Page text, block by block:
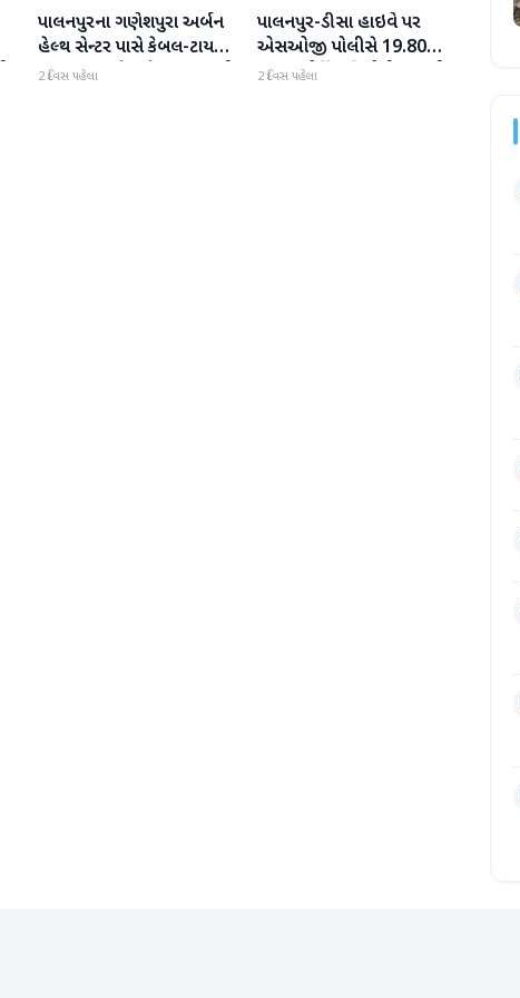
બનાસકાંઠા
પાલનપુરના ગણેશપુરા અર્બન
હેલ્થ સેન્ટર પાસે કેબલ-ટાયર
સળગાવાતા ફેલાયેલા ધુમાડાથી
2 દિવસ પહેલા
બનાસકાંઠા
પાલનપુર-ડીસા હાઇવે પર
એસઓજી પોલીસે 19.80
લાખનું મોર્ફિન હિરોઈન ઝડપી
2 દિવસ પહેલા